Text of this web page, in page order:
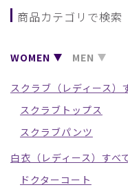
商品カテゴリで検索
WOMEN MEN
スクラブ（レディース）
スクラブトップス
スクラブパンツ
白衣（レディース）すべ
ドクターコート